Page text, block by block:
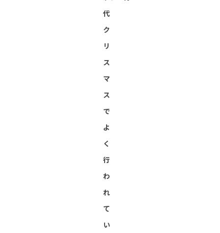
代
ク
リ
ス
マ
ス
で
よ
く
行
わ
れ
て
い